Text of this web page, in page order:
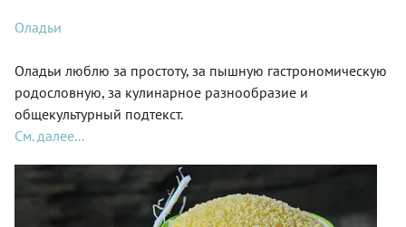
Оладьи
Оладьи люблю за простоту, за пышную гастрономическую
родословную, за кулинарное разнообразие и
общекультурный подтекст.
См. далее...